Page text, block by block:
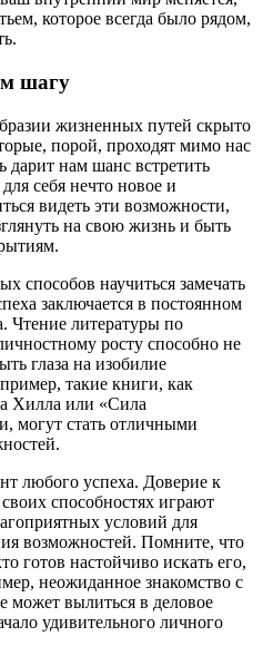
которое всегда было рядом,
шагу
жизненных путей скрыто
порой, проходят мимо нас
нам шанс встретить
себя нечто новое и
видеть эти возможности,
на свою жизнь и быть
способов научиться замечать
заключается в постоянном
Чтение литературы по
росту способно не
глаза на изобилие
такие книги, как
Хилла или «Сила
могут стать отличными
любого успеха. Доверие к
способностях играют
условий для
возможностей. Помните, что
готов настойчиво искать его,
неожиданное знакомство с
может вылиться в деловое
удивительного личного